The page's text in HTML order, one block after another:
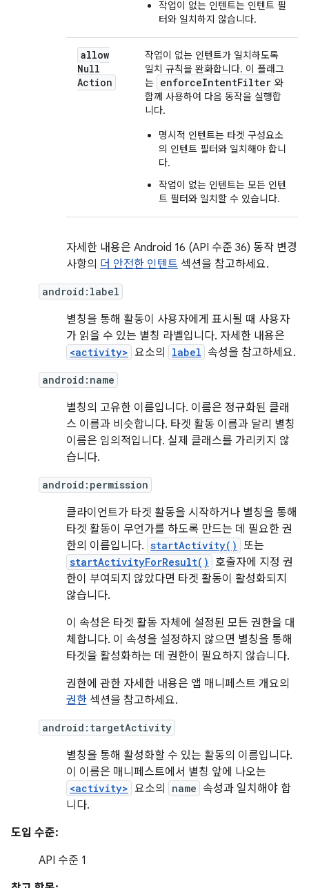
작업이 없는 인텐트는 인텐트 필
터와 일치하지 않습니다.
allow
Null
Action
작업이 없는 인텐트가 일치하도록
일치 규칙을 완화합니다. 이 플래그
는 enforceIntentFilter 와
함께 사용하여 다음 동작을 실행합
니다.
명시적 인텐트는 타겟 구성요소
의 인텐트 필터와 일치해야 합니
다.
작업이 없는 인텐트는 모든 인텐
트 필터와 일치할 수 있습니다.
자세한 내용은 Android 16 (API 수준 36) 동작 변경
사항의 더 안전한 인텐트 섹션을 참고하세요.
android:label
별칭을 통해 활동이 사용자에게 표시될 때 사용자
가 읽을 수 있는 별칭 라벨입니다. 자세한 내용은
<activity> 요소의 label 속성을 참고하세요.
android:name
별칭의 고유한 이름입니다. 이름은 정규화된 클래
스 이름과 비슷합니다. 타겟 활동 이름과 달리 별칭
이름은 임의적입니다. 실제 클래스를 가리키지 않
습니다.
android:permission
클라이언트가 타겟 활동을 시작하거나 별칭을 통해
타겟 활동이 무언가를 하도록 만드는 데 필요한 권
한의 이름입니다. startActivity() 또는
startActivityForResult()
호출자에 지정 권
한이 부여되지 않았다면 타겟 활동이 활성화되지
않습니다.
이 속성은 타겟 활동 자체에 설정된 모든 권한을 대
체합니다. 이 속성을 설정하지 않으면 별칭을 통해
타겟을 활성화하는 데 권한이 필요하지 않습니다.
권한에 관한 자세한 내용은 앱 매니페스트 개요의
권한 섹션을 참고하세요.
android:targetActivity
별칭을 통해 활성화할 수 있는 활동의 이름입니다.
이 이름은 매니페스트에서 별칭 앞에 나오는
<activity> 요소의 name 속성과 일치해야 합
니다.
도입 수준:
API 수준 1